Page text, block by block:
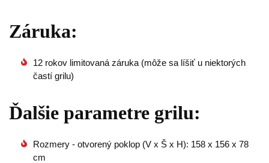
Záruka:
12 rokov limitovaná záruka (môže sa líšiť u niektorých
častí grilu)
Ďalšie parametre grilu:
Rozmery - otvorený poklop (V x Š x H): 158 x 156 x 78
cm